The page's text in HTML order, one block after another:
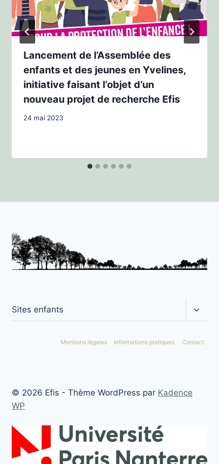
Lancement de l’Assemblée des
enfants et des jeunes en Yvelines,
initiative faisant l’objet d’un
nouveau projet de recherche Efis
24 mai 2023
Sites enfants
le
enfant
Mentions légales Informations pratiques Contact
© 2026 Efis - Thème WordPress par Kadence
WP